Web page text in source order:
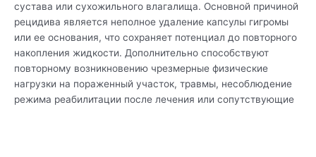
сустава или сухожильного влагалища. Основной причиной
рецидива является неполное удаление капсулы гигромы
или ее основания, что сохраняет потенциал до повторного
накопления жидкости. Дополнительно способствуют
повторному возникновению чрезмерные физические
нагрузки на пораженный участок, травмы, несоблюдение
режима реабилитации после лечения или сопутствующие